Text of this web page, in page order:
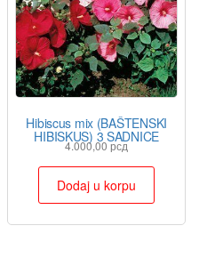
Hibiscus mix (BAŠTENSKI
HIBISKUS) 3 SADNICE
4.000,00рсд
Dodaj u korpu